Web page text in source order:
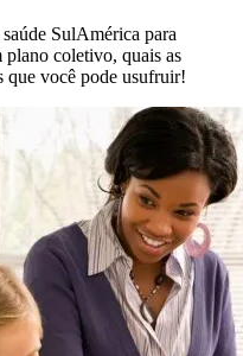
SulAmérica para
coletivo, quais as
que você pode usufruir!